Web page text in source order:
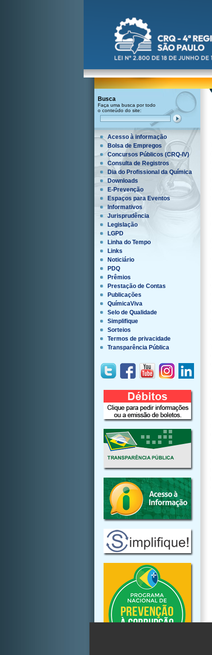
Busca
Faça uma busca por todo
o conteúdo do site:
Acesso à informação
Bolsa de Empregos
Concursos Públicos (CRQ-IV)
Consulta de Registros
Dia do Profissional da Química
Downloads
E-Prevenção
Espaços para Eventos
Informativos
Jurisprudência
Legislação
LGPD
Linha do Tempo
Links
Noticiário
PDQ
Prêmios
Prestação de Contas
Publicações
QuímicaViva
Selo de Qualidade
Simplifique
Sorteios
Termos de privacidade
Transparência Pública